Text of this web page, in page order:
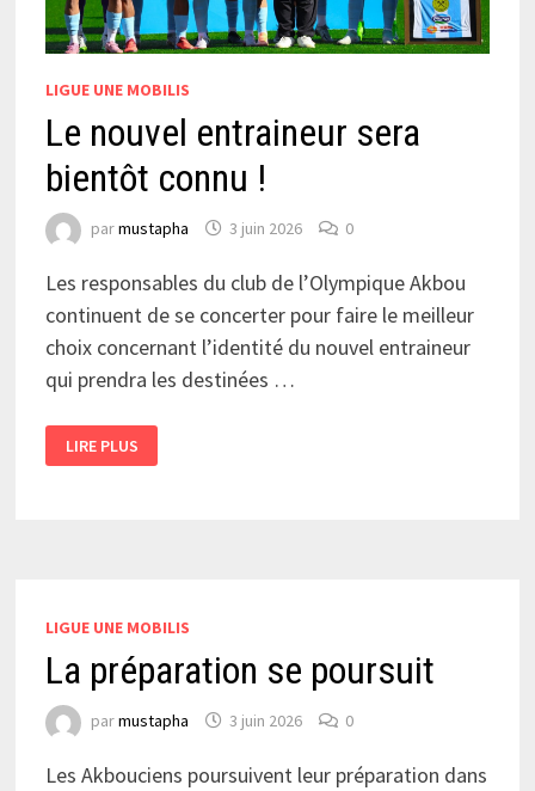
LIGUE UNE MOBILIS
Le nouvel entraineur sera
bientôt connu !
parmustapha 3 juin 2026 0
Les responsables du club de l’Olympique Akbou
continuent de se concerter pour faire le meilleur
choix concernant l’identité du nouvel entraineur
qui prendra les destinées …
NOUVEL
ENTRAINEUR
LIRE PLUS
LIGUE UNE MOBILIS
La préparation se poursuit
parmustapha 3 juin 2026 0
Les Akbouciens poursuivent leur préparation dans